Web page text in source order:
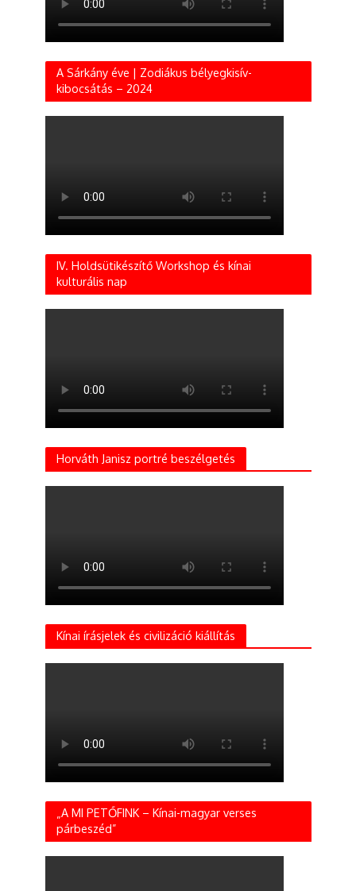
A Sárkány éve | Zodiákus bélyegkisív-
kibocsátás – 2024
IV. Holdsütikészítő Workshop és kínai
kulturális nap
Horváth Janisz portré beszélgetés
Kínai írásjelek és civilizáció kiállítás
„A MI PETŐFINK – Kínai-magyar verses
párbeszéd”